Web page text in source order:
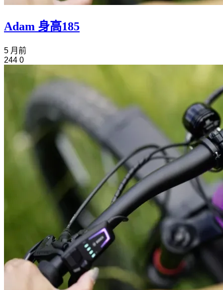
Adam 身高185
5 月前
244 0